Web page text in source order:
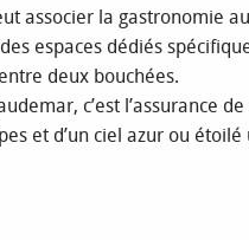
associer la gastronomie
espaces dédiés
deux bouchées.
c’est l’assurance
et d’un ciel azur ou